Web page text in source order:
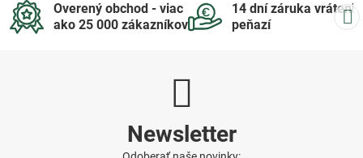
Overený obchod - viac
ako 25 000 zákazníkov
14 dní záruka vrátenia
peňazí
Newsletter